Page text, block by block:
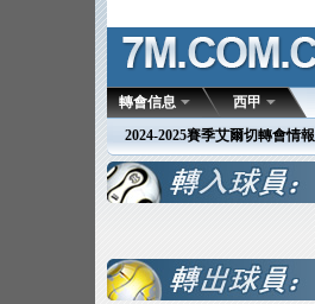
轉會信息 西甲
2024-2025賽季艾爾切轉會情報